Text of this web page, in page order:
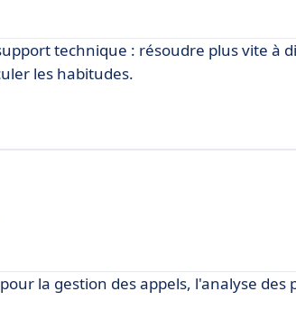
technique : résoudre plus vite à
les habitudes.
la gestion des appels, l'analyse des